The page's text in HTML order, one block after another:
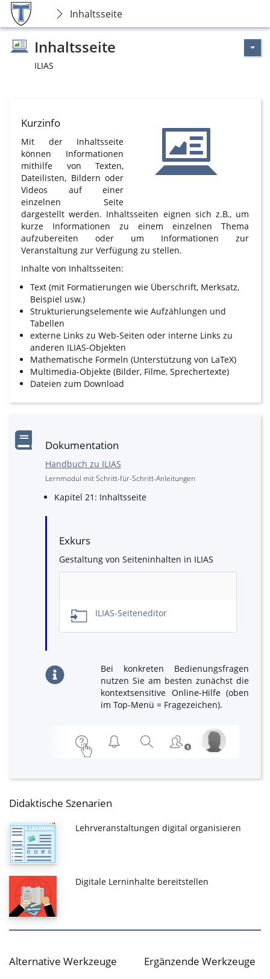
Inhaltsseite
Inhaltsseite
ILIAS
Kurzinfo
Mit der Inhaltsseite
können Informationen
mithilfe von Texten,
Dateilisten, Bildern oder
Videos auf einer
einzelnen Seite
dargestellt werden. Inhaltsseiten eignen sich z.B., um
kurze Informationen zu einem einzelnen Thema
aufzubereiten oder um Informationen zur
Veranstaltung zur Verfügung zu stellen.
Inhalte von Inhaltsseiten:
Text (mit Formatierungen wie Überschrift, Merksatz,
Beispiel usw.)
Strukturierungselemente wie Aufzählungen und
Tabellen
externe Links zu Web-Seiten oder interne Links zu
anderen ILIAS-Objekten
Mathematische Formeln (Unterstützung von LaTeX)
Multimedia-Objekte (Bilder, Filme, Sprechertexte)
Dateien zum Download
Dokumentation
Handbuch zu ILIAS
Lernmodul mit Schritt-für-Schritt-Anleitungen
Kapitel 21: Inhaltsseite
Exkurs
Gestaltung von Seiteninhalten in ILIAS
ILIAS-Seiteneditor
Bei konkreten Bedienungsfragen
nutzen Sie am besten zunächst die
kontextsensitive Online-Hilfe (oben
im Top-Menü = Fragezeichen).
Didaktische Szenarien
Lehrveranstaltungen digital organisieren
Digitale Lerninhalte bereitstellen
Alternative Werkzeuge Ergänzende Werkzeuge